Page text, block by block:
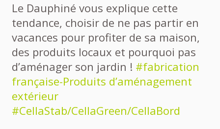
Le Dauphiné vous explique cette
tendance, choisir de ne pas partir en
vacances pour profiter de sa maison,
des produits locaux et pourquoi pas
d’aménager son jardin ! #fabrication
française-Produits d’aménagement
extérieur
#CellaStab/CellaGreen/CellaBord